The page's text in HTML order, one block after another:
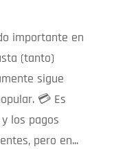
importante en
(tanto)
sigue
💳 Es
los pagos
pero en...